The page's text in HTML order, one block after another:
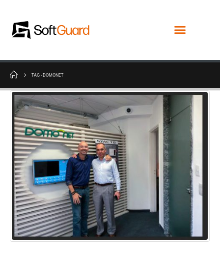
TAG - DOMONET